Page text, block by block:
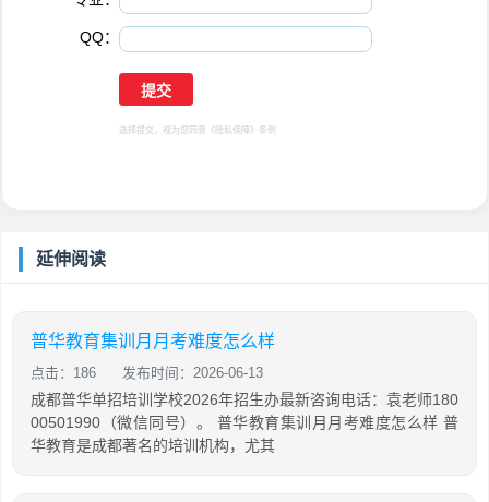
QQ：
选择提交，视为您同意 《隐私保障》 条例
延伸阅读
普华教育集训月月考难度怎么样
点击：186 发布时间：2026-06-13
成都普华单招培训学校2026年招生办最新咨询电话：袁老师180
00501990（微信同号）。 普华教育集训月月考难度怎么样 普
华教育是成都著名的培训机构，尤其